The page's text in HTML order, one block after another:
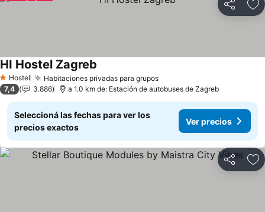
Compartir
1 Estrellas
Hostel Habitaciones privadas para grupos
HI Hostel Zagreb
7,4 3.886 a 1.0 km de: Estación de autobuses de Zagreb
Seleccioná las fechas para ver los
precios exactos
Ver precios
Compartir